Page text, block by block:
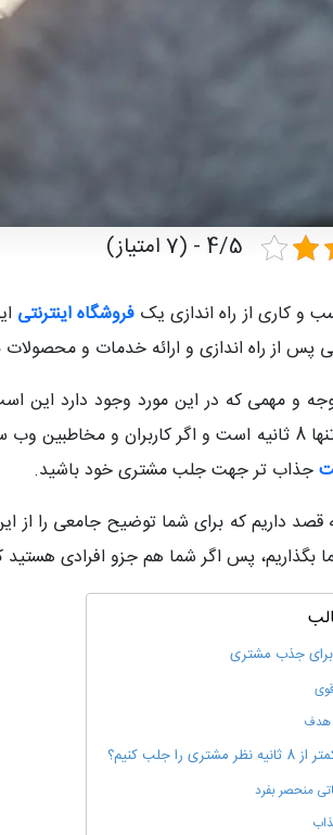
4/5 - (7 امتیاز)
کاری از راه اندازی یک فروشگاه اینترنتی
پس از راه اندازی و ارائه خدمات و محصولات
و مهمی که در این مورد وجود دارد این
اید و اگر نه که باید به فکر یک
جذاب تر جهت جلب مشتری خود باشید.
بگذاریم، پس اگر شما هم جزو افرادی
برای جذب مشتری
هدف
را جلب کنیم؟
منحصر بفرد